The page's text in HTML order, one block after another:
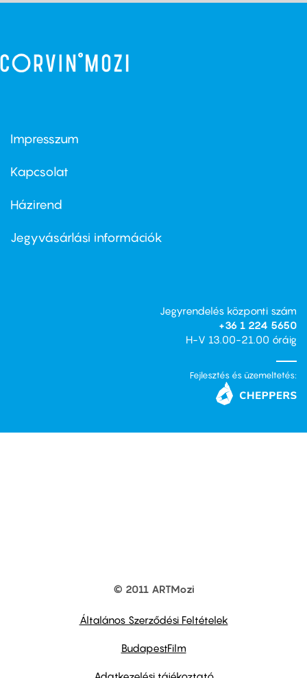
Footer
first
Impresszum
Kapcsolat
Footer
second
Házirend
Jegyvásárlási információk
Jegyrendelés központi szám
+36 1 224 5650
H-V 13.00-21.00 óráig
Fejlesztés és üzemeltetés:
© 2011 ARTMozi
Általános Szerződési Feltételek
BudapestFilm